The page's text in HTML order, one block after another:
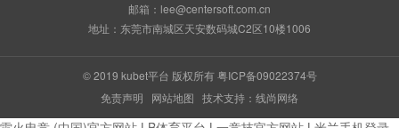
邮箱：lee@centersoft.com.cn
地址：东莞市南城区天安数码城C2区10楼1006
© 2019 kubet平台 版权所有粤ICP备09022374号
免责声明
网站地图 技术支持：线尚网络